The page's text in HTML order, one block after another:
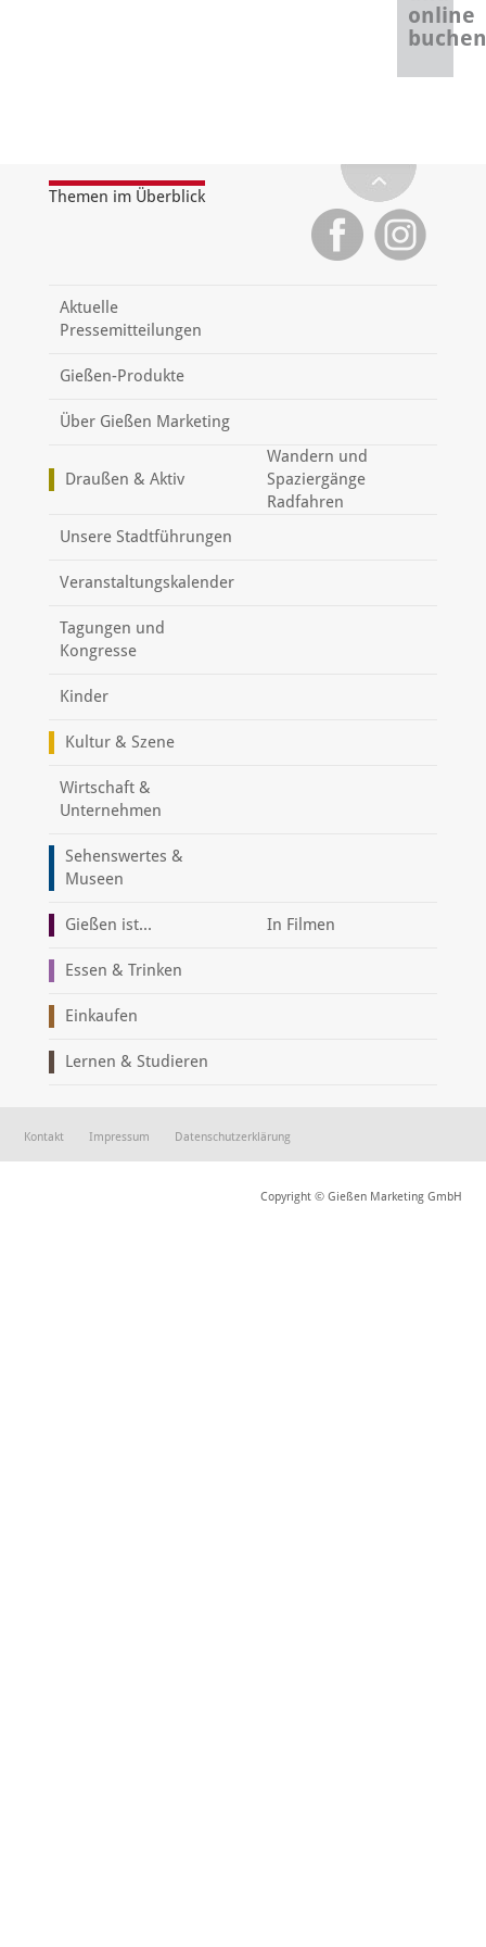
online
buchen
Themen im Überblick
Aktuelle
Pressemitteilungen
Gießen-Produkte
Über Gießen Marketing
Draußen & Aktiv
Wandern und
Spaziergänge
Radfahren
Unsere Stadtführungen
Veranstaltungskalender
Tagungen und
Kongresse
Kinder
Kultur & Szene
Wirtschaft &
Unternehmen
Sehenswertes &
Museen
Gießen ist... In Filmen
Essen & Trinken
Einkaufen
Lernen & Studieren
Kontakt Impressum Datenschutzerklärung
Copyright © Gießen Marketing GmbH